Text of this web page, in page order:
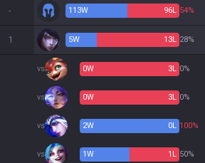
- 113W 96L 54%
1 5W 13L 28%
vs 0W 3L 0%
vs 0W 3L 0%
vs 2W 0L 100%
vs 1W 1 L 50%